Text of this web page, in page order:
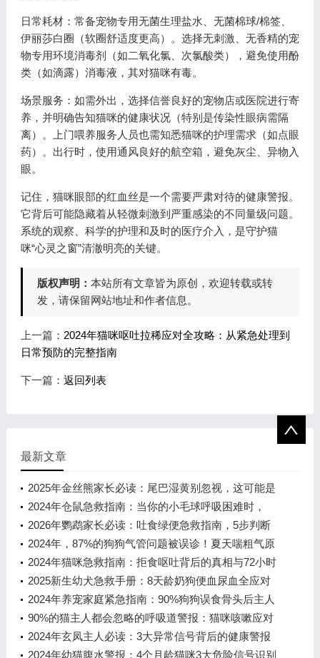
日常耗材：常备宠物专用无菌生理盐水、无菌棉球/棉签、
伊丽莎白圈（软圈舒适度更高）。选择无刺激、无香精的宠
物专用环境消毒剂（如二氧化氯、次氯酸类），避免使用酚
类（如滴露）消毒液，其对猫咪有毒。
场景服务：如需外出，选择信誉良好的宠物店或医院进行寄
养，并明确告知猫咪的健康状况（特别是传染性眼病需隔
离）。上门喂养服务人员也需知悉猫咪的护理需求（如点眼
药）。出行时，使用通风良好的航空箱，避免灰尘、异物入
眼。
记住，猫咪眼部的红血丝是一个需要严肃对待的健康警报。
它背后可能隐藏着从轻微刺激到严重感染的不同量级问题。
系统的观察、科学的护理和及时的医疗介入，是守护猫
咪“心灵之窗”清澈明亮的关键。
版权声明： 本站所有文章皆为原创，欢迎转载或转
发，请保留网站地址和作者信息。
上一篇： 2024年猫咪呕吐拉稀应对全攻略：从紧急处理到
日常预防的完整指南
下一篇： 返回列表
最新文章
2025年金丝熊家长必读：尾巴湿黄别忽视，这可能是
致命疾病的信号！
2024年仓鼠急救指南：当你的小毛球呼吸困难时，
90%的主人错过了黄金30分钟
2026年鹦鹉家长必读：吐食绿便急救指南，5步判断
+3种用药方案
2024年，87%的狗狗气管问题被误诊！夏天喘粗气原
来是气管半开门在作怪
2024年猫咪急救指南：拒食呕吐背后的真相与72小时
黄金应对方案
2025新生幼犬急救手册：8天龄奶狗便血尿血全应对
2024年养宠家庭紧急指南：90%狗狗误食骨头后主人
必须知道的7个关键处理步骤
90%的猫主人都会忽略的呼吸道警报：猫咪咳嗽应对
全指南
2024年玄凤主人必读：3大异常信号背后的健康警报
2024年幼猫腹水警报：4个月龄猫咪3大危险信号识别